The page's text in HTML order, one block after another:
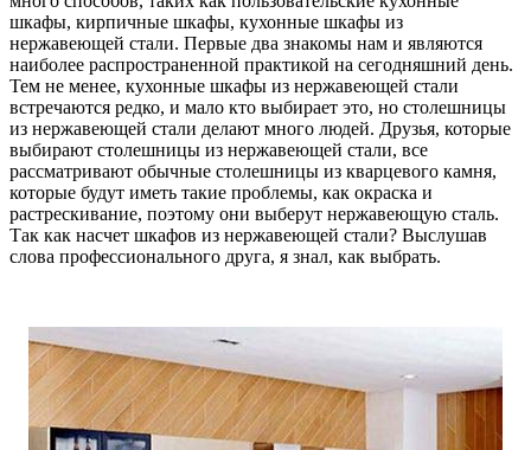
шкафы, кирпичные шкафы, кухонные шкафы из
нержавеющей стали. Первые два знакомы нам и являются
наиболее распространенной практикой на сегодняшний день.
Тем не менее, кухонные шкафы из нержавеющей стали
встречаются редко, и мало кто выбирает это, но столешницы
из нержавеющей стали делают много людей. Друзья, которые
выбирают столешницы из нержавеющей стали, все
рассматривают обычные столешницы из кварцевого камня,
которые будут иметь такие проблемы, как окраска и
растрескивание, поэтому они выберут нержавеющую сталь.
Так как насчет шкафов из нержавеющей стали? Выслушав
слова профессионального друга, я знал, как выбрать.